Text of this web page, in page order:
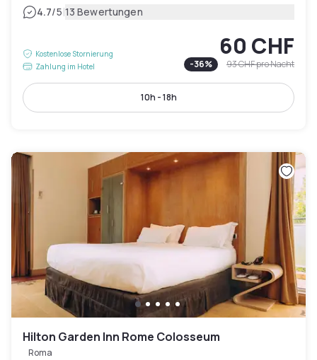
4.7/5|13 Bewertungen
Kostenlose Stornierung
Zahlung im Hotel
60 CHF
-36% 93 CHFpro Nacht
10h - 18h
Hilton Garden Inn Rome Colosseum
Roma